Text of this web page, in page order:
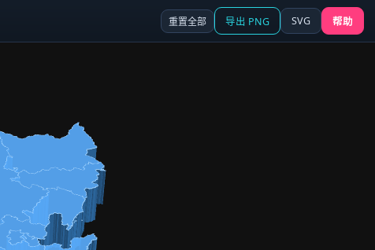
重置全部 导出 PNG SVG 帮助